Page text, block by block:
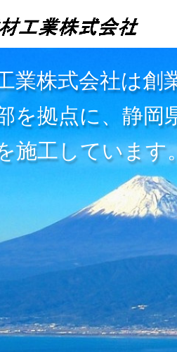
業株式会社は創
を拠点に、静岡
施工しています